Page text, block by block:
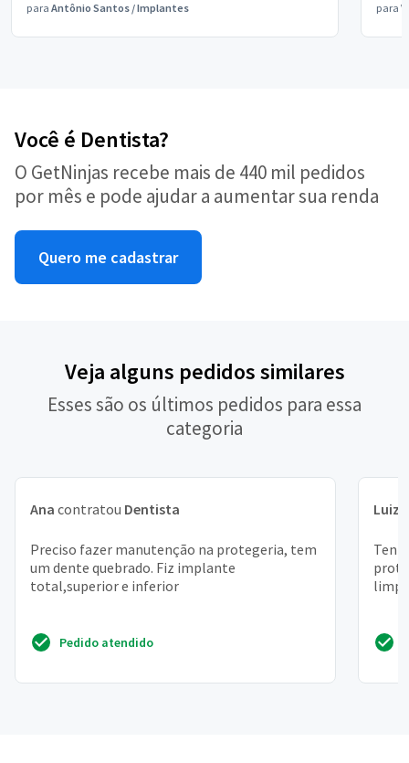
para Antônio Santos /Implantes para
Você é Dentista?
O GetNinjas recebe mais de 440 mil pedidos
por mês e pode ajudar a aumentar sua renda
Quero me cadastrar
Veja alguns pedidos similares
Esses são os últimos pedidos para essa
categoria
Ana contratou Dentista
Preciso fazer manutenção na protegeria, tem
um dente quebrado. Fiz implante
total,superior e inferior
Pedido atendido
Luiz